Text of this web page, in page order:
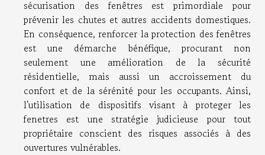
sécurisation des fenêtres est primordiale pour
prévenir les chutes et autres accidents domestiques.
En conséquence, renforcer la protection des fenêtres
est une démarche bénéfique, procurant non
seulement une amélioration de la sécurité
résidentielle, mais aussi un accroissement du
confort et de la sérénité pour les occupants. Ainsi,
l'utilisation de dispositifs visant à proteger les
fenetres est une stratégie judicieuse pour tout
propriétaire conscient des risques associés à des
ouvertures vulnérables.